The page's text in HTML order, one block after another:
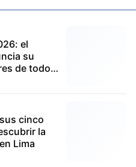
el
su
de todo
cinco
la
Lima